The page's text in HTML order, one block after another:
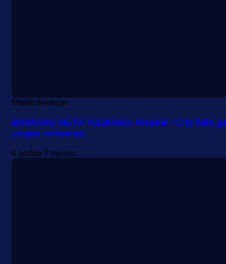
Mlade selekcije
BOSANAC META VELIKANA: Arsenal i City žele
svojim redovima
6 godina 1 mjesec